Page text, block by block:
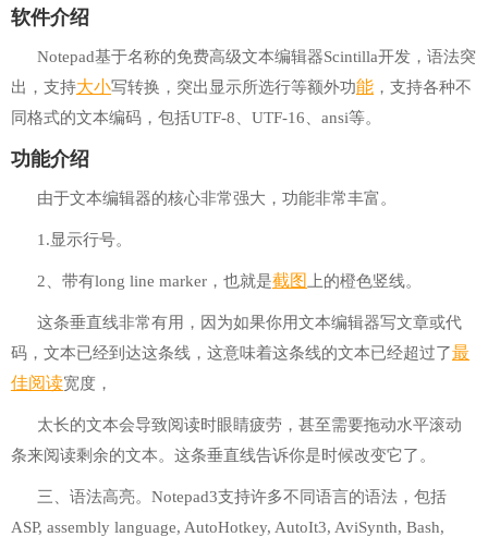
软件介绍
Notepad基于名称的免费高级文本编辑器Scintilla开发，语法突
出，支持大小写转换，突出显示所选行等额外功能 ，支持各种不
同格式的文本编码，包括UTF-8、UTF-16、ansi等。
功能介绍
由于文本编辑器的核心非常强大，功能非常丰富。
1.显示行号。
2、带有long line marker，也就是截图 上的橙色竖线。
这条垂直线非常有用，因为如果你用文本编辑器写文章或代
码，文本已经到达这条线，这意味着这条线的文本已经超过了最
佳阅读宽度，
太长的文本会导致阅读时眼睛疲劳，甚至需要拖动水平滚动
条来阅读剩余的文本。这条垂直线告诉你是时候改变它了。
三、语法高亮。Notepad3支持许多不同语言的语法，包括
ASP, assembly language, AutoHotkey, AutoIt3, AviSynth, Bash,